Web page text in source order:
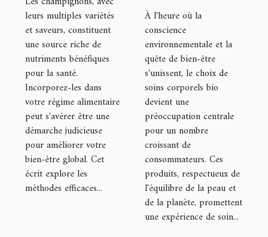
champignons
dans votre
alimentation
leurs multiples variétés
et saveurs, constituent
une source riche de
nutriments bénéfiques
pour la santé.
Incorporez-les dans
votre régime alimentaire
peut s'avérer être une
démarche judicieuse
pour améliorer votre
bien-être global. Cet
écrit explore les
méthodes efficaces...
corporels bio
adaptés
À l'heure où la
conscience
environnementale et la
quête de bien-être
s'unissent, le choix de
soins corporels bio
devient une
préoccupation centrale
pour un nombre
croissant de
consommateurs. Ces
produits, respectueux de
l'équilibre de la peau et
de la planète, promettent
une expérience de soin...